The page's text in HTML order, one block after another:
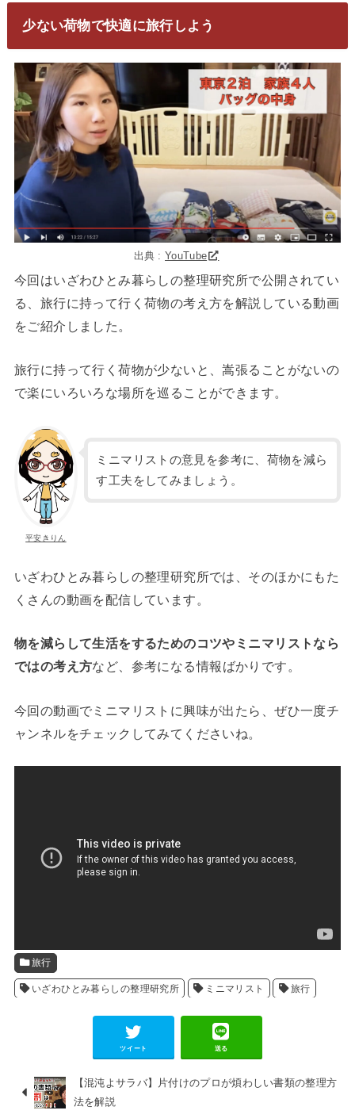
少ない荷物で快適に旅行しよう
出典 :YouTube
今回はいざわひとみ暮らしの整理研究所で公開されてい
る、旅行に持って行く荷物の考え方を解説している動画
をご紹介しました。
旅行に持って行く荷物が少ないと、嵩張ることがないの
で楽にいろいろな場所を巡ることができます。
平安きりん
ミニマリストの意見を参考に、荷物を減ら
す工夫をしてみましょう。
いざわひとみ暮らしの整理研究所では、そのほかにもた
くさんの動画を配信しています。
物を減らして生活をするためのコツやミニマリストなら
ではの考え方など、参考になる情報ばかりです。
今回の動画でミニマリストに興味が出たら、ぜひ一度チ
ャンネルをチェックしてみてくださいね。
旅行
いざわひとみ暮らしの整理研究所 ミニマリスト 旅行
ツイート 送る
【混沌よサラバ】片付けのプロが煩わしい書類の整理方
法を解説